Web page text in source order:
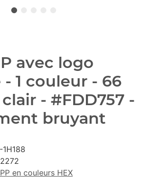
avec logo
1 couleur - 66
- #FDD757 -
bruyant
1H188
en couleurs HEX